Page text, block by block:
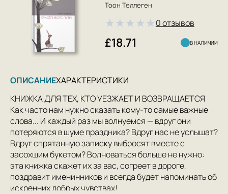
Тоон Теллеген
★★★★★0 отзывов
£18.71 В НАЛИЧИИ
ОПИСАНИЕХАРАКТЕРИСТИКИ
КНИЖКА ДЛЯ ТЕХ, КТО УЕЗЖАЕТ И ВОЗВРАЩАЕТСЯ
Как часто нам нужно сказать кому-то самые важные
слова... И каждый раз мы волнуемся — вдруг они
потеряются в шуме праздника? Вдруг нас не услышат?
Вдруг спрятанную записку выбросят вместе с
засохшим букетом? Волноваться больше не нужно:
эта книжка скажет их за вас, согреет в дороге,
поздравит именинников и всегда будет напоминать об
искренних добрых чувствах!